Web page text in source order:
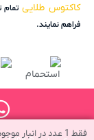
فقط 1 عدد در انبار موجود است
کاکتوس طلاییتمام
فراهم نمایند.